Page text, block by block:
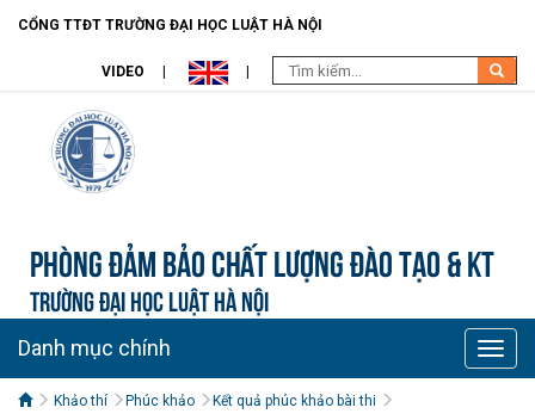
CỔNG TTĐT TRƯỜNG ĐẠI HỌC LUẬT HÀ NỘI
VIDEO
Phòng Đảm bảo chất lượng đào tạo & KT
TRƯỜNG ĐẠI HỌC LUẬT HÀ NỘI
Toggle
Danh mục chính
Khảo thí Phúc khảo Kết quả phúc khảo bài thi